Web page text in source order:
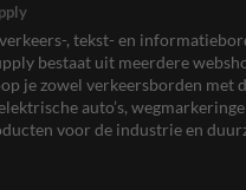
, tekst- en
bestaat uit meerdere
je zowel verkeersborden met
auto’s,
voor de industrie en